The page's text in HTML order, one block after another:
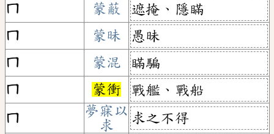
ㄇ
蒙蔽
遮掩、隱瞞
ㄇ
蒙昧
愚昧
ㄇ
蒙混
瞞騙
ㄇ
蒙衝
戰艦、戰船
ㄇ
夢寐以
求
求之不得